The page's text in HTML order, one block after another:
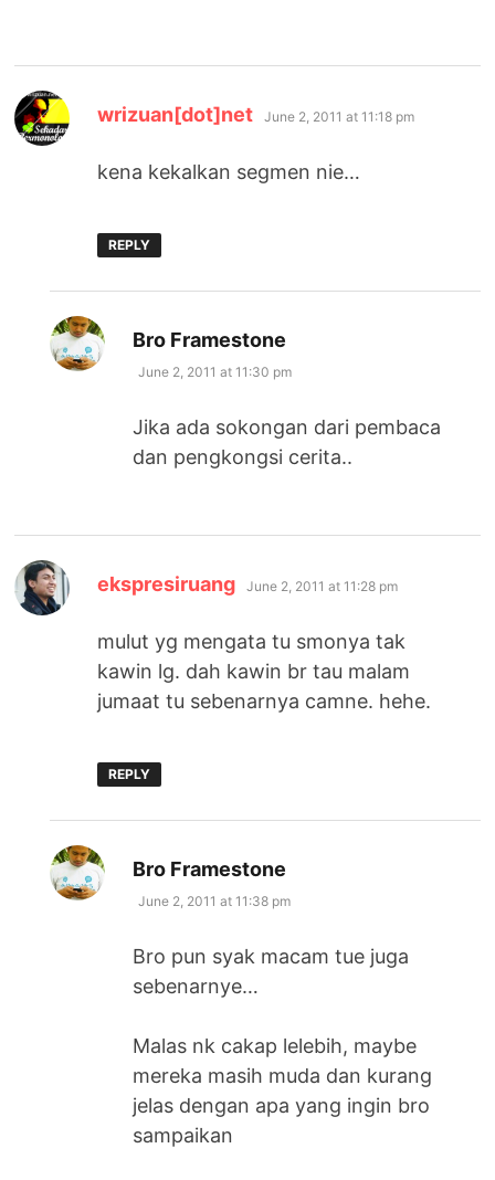
wrizuan[dot]net says:
June 2, 2011 at 11:18 pm
kena kekalkan segmen nie…
REPLY
Bro Framestone
June 2, 2011 at 11:30 pm
Jika ada sokongan dari pembaca
dan pengkongsi cerita..
ekspresiruang says:
June 2, 2011 at 11:28 pm
mulut yg mengata tu smonya tak
kawin lg. dah kawin br tau malam
jumaat tu sebenarnya camne. hehe.
REPLY
Bro Framestone
June 2, 2011 at 11:38 pm
Bro pun syak macam tue juga
sebenarnye…
Malas nk cakap lelebih, maybe
mereka masih muda dan kurang
jelas dengan apa yang ingin bro
sampaikan